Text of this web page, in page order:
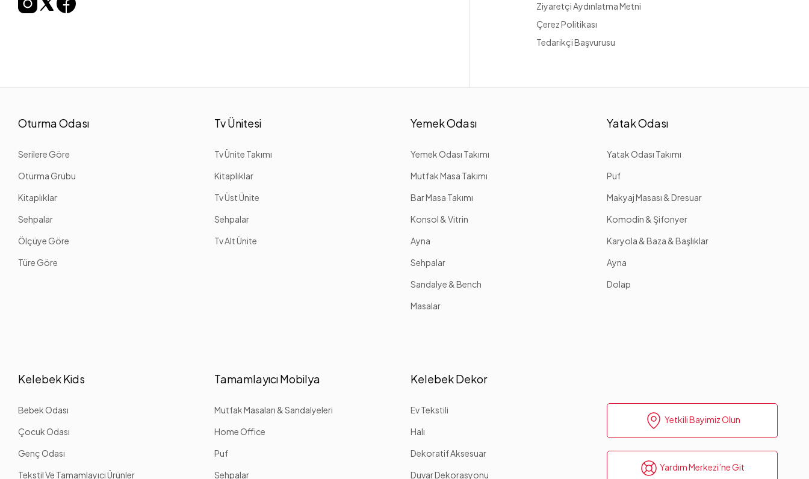
Ziyaretçi Aydınlatma Metni
Çerez Politikası
Tedarikçi Başvurusu
Oturma Odası
Serilere Göre
Oturma Grubu
Kitaplıklar
Sehpalar
Ölçüye Göre
Türe Göre
Tv Ünitesi
Tv Ünite Takımı
Kitaplıklar
Tv Üst Ünite
Sehpalar
Tv Alt Ünite
Yemek Odası
Yemek Odası Takımı
Mutfak Masa Takımı
Bar Masa Takımı
Konsol & Vitrin
Ayna
Sehpalar
Sandalye & Bench
Masalar
Yatak Odası
Yatak Odası Takımı
Puf
Makyaj Masası & Dresuar
Komodin & Şifonyer
Karyola & Baza & Başlıklar
Ayna
Dolap
Kelebek Kids
Bebek Odası
Çocuk Odası
Genç Odası
Tekstil Ve Tamamlayıcı Ürünler
Tamamlayıcı Mobilya
Mutfak Masaları & Sandalyeleri
Home Office
Puf
Sehpalar
Kelebek Dekor
Ev Tekstili
Halı
Dekoratif Aksesuar
Duvar Dekorasyonu
Yetkili Bayimiz Olun
Yardım Merkezi’ne Git